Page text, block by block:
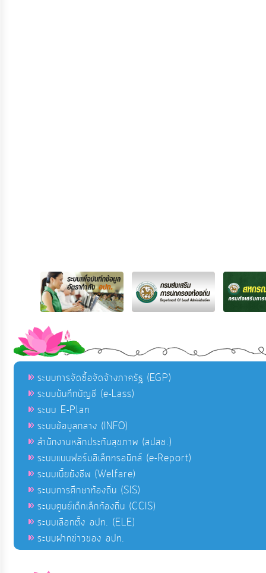
ระบบการจัดซื้อจัดจ้างภาครัฐ (EGP)
ระบบบันทึกบัญชี (e-Lass)
ระบบ E-Plan
ระบบข้อมูลกลาง (INFO)
สำนักงานหลักประกันสุขภาพ (สปสช.)
ระบบแบบฟอร์มอิเล็กทรอนิกส์ (e-Report)
ระบบเบี้ยยังชีพ (Welfare)
ระบบการศึกษาท้องถิ่น (SIS)
ระบบศูนย์เด็กเล็กท้องถิ่น (CCIS)
ระบบเลือกตั้ง อปท. (ELE)
ระบบฝากข่าวของ อปท.